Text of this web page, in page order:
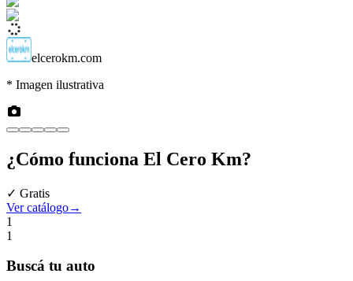
elcerokm.com
* Imagen ilustrativa
¿Cómo funciona El Cero Km?
✓ Gratis
Ver catálogo→
1
1
Buscá tu auto